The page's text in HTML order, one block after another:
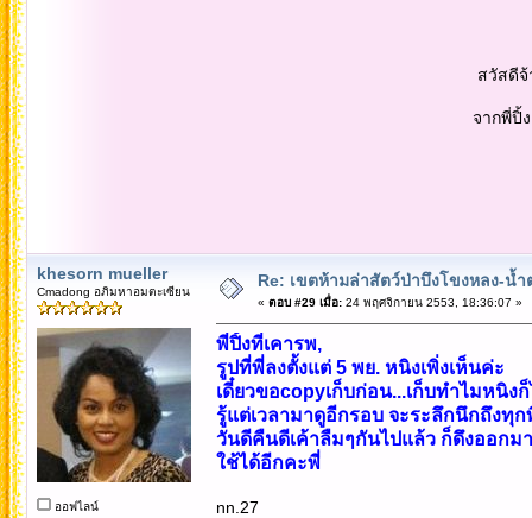
สวัสดีจ้
จากพี่ปิ้ง๐
khesorn mueller
Cmadong อภิมหาอมตะเซียน
ออฟไลน์
Re: เขตห้ามล่าสัตว์ป่าบึงโขงหลง-น้
« ตอบ #29 เมื่อ:24 พฤศจิกายน 2553, 18:36:07 »
พี่ปิ้งที่เคารพ,
รูปที่พี่ลงตั้งแต่ 5 พย. หนิงเพิ่งเห็นค่ะ
เดี๋ยวขอcopyเก็บก่อน...เก็บทำไมหนิง
รู้แต่เวลามาดูอีกรอบ จะระลึกนึกถึงทุ
วันดีคืนดีเค้าลืมๆกันไปแล้ว ก็ดึงออกม
ใช้ได้อีกคะพี่
nn.27